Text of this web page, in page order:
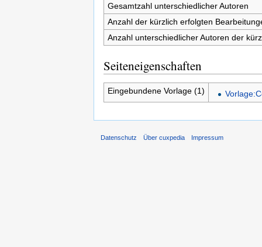
Gesamtzahl unterschiedlicher Autoren
Anzahl der kürzlich erfolgten
Anzahl unterschiedlicher Autoren der
Seiteneigenschaften
Eingebundene Vorlage (1)
Datenschutz Über cuxpedia Impressum